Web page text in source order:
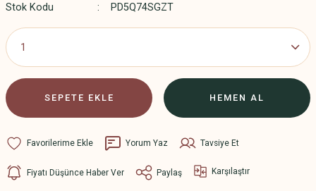
Stok Kodu
PD5Q74SGZT
SEPETE EKLE HEMEN AL
Yorum Yaz Tavsiye Et
Fiyatı Düşünce Haber Ver Paylaş Karşılaştır